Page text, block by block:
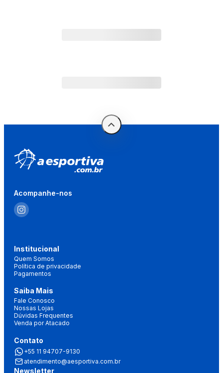
Acompanhe-nos
Institucional
Quem Somos
Política de privacidade
Pagamentos
Saiba Mais
Fale Conosco
Nossas Lojas
Dúvidas Frequentes
Venda por Atacado
Contato
+55 11 94707-9130
atendimento@aesportiva.com.br
Newsletter